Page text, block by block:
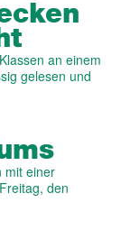
an einem
gelesen und
mit einer
den